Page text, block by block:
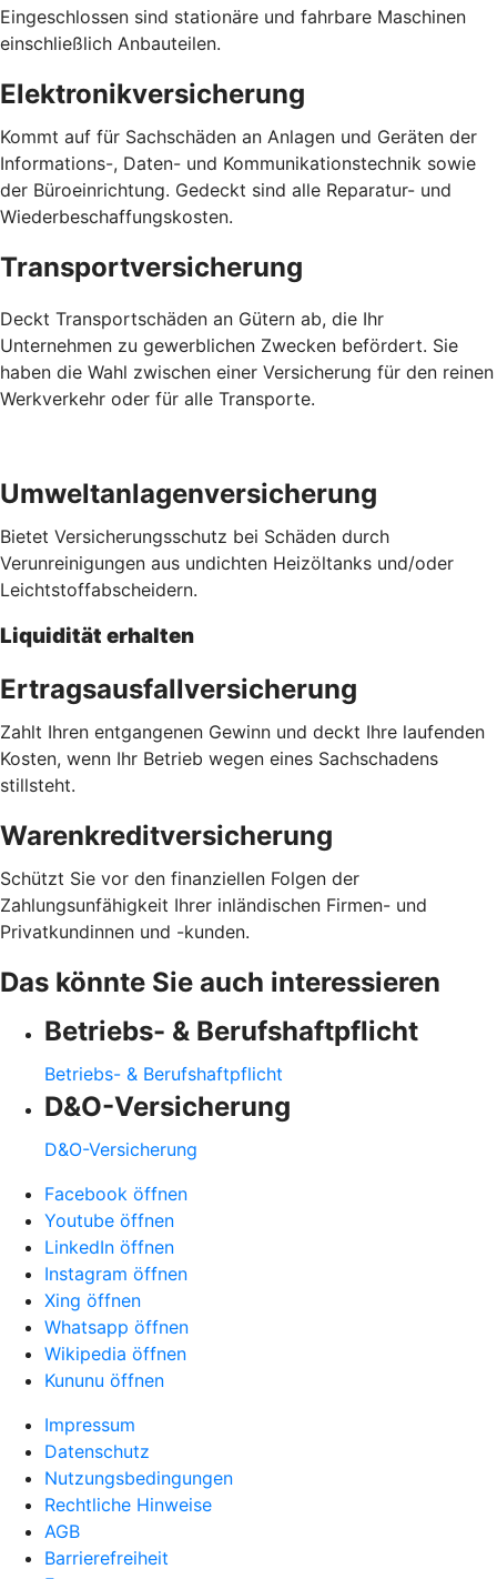
Eingeschlossen sind stationäre und fahrbare Maschinen
einschließlich Anbauteilen.
Elektronikversicherung
Kommt auf für Sachschäden an Anlagen und Geräten der
Informations-, Daten- und Kommunikationstechnik sowie
der Büroeinrichtung. Gedeckt sind alle Reparatur- und
Wiederbeschaffungskosten.
Transportversicherung
Deckt Transportschäden an Gütern ab, die Ihr
Unternehmen zu gewerblichen Zwecken befördert. Sie
haben die Wahl zwischen einer Versicherung für den reinen
Werkverkehr oder für alle Transporte.
Umweltanlagenversicherung
Bietet Versicherungsschutz bei Schäden durch
Verunreinigungen aus undichten Heizöltanks und/oder
Leichtstoffabscheidern.
Liquidität erhalten
Ertragsausfallversicherung
Zahlt Ihren entgangenen Gewinn und deckt Ihre laufenden
Kosten, wenn Ihr Betrieb wegen eines Sachschadens
stillsteht.
Warenkreditversicherung
Schützt Sie vor den finanziellen Folgen der
Zahlungsunfähigkeit Ihrer inländischen Firmen- und
Privatkundinnen und -kunden.
Das könnte Sie auch interessieren
Betriebs- & Berufshaftpflicht
Betriebs- & Berufshaftpflicht
D&O-Versicherung
D&O-Versicherung
Facebook öffnen
Youtube öffnen
LinkedIn öffnen
Instagram öffnen
Xing öffnen
Whatsapp öffnen
Wikipedia öffnen
Kununu öffnen
Impressum
Datenschutz
Nutzungsbedingungen
Rechtliche Hinweise
AGB
Barrierefreiheit